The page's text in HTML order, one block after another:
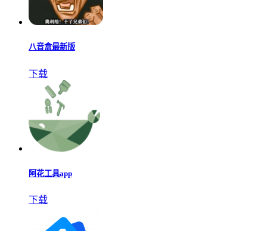
八音盒最新版
下载
阿花工具app
下载